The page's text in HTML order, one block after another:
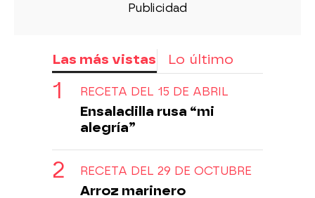
Las más vistas Lo último
RECETA DEL 15 DE ABRIL
Ensaladilla rusa “mi
alegría”
RECETA DEL 29 DE OCTUBRE
Arroz marinero